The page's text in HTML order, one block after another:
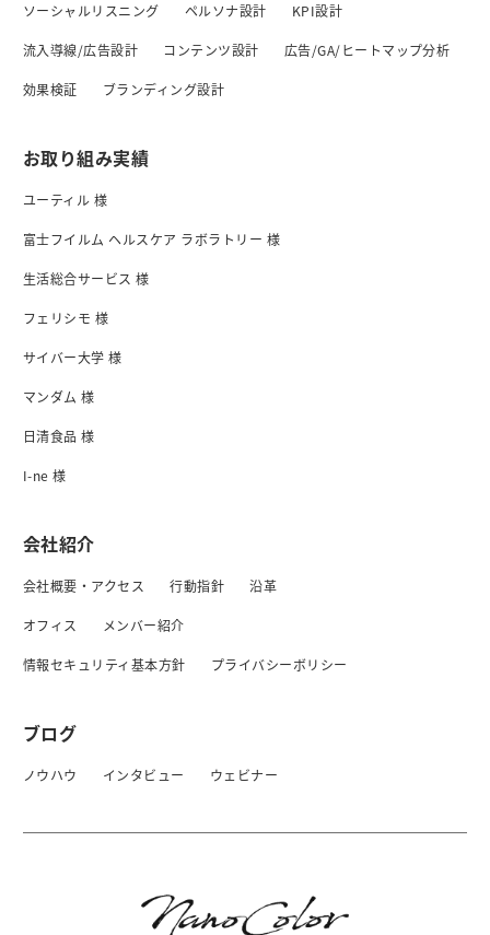
ソーシャルリスニング ペルソナ設計 KPI設計
流入導線/広告設計 コンテンツ設計 広告/GA/ヒートマップ分析
効果検証 ブランディング設計
お取り組み実績
ユーティル 様
富士フイルム ヘルスケア ラボラトリー 様
生活総合サービス 様
フェリシモ 様
サイバー大学 様
マンダム 様
日清食品 様
I-ne 様
会社紹介
会社概要・アクセス 行動指針 沿革
オフィス メンバー紹介
情報セキュリティ基本方針 プライバシーボリシー
ブログ
ノウハウ インタビュー ウェビナー